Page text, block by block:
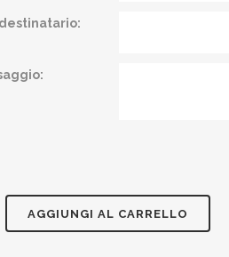
AGGIUNGI AL CARRELLO